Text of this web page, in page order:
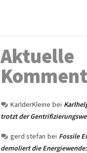
Aktuelle
KarlderKleine bei
trotzt der
gerd stefan bei Fossile
demoliert die